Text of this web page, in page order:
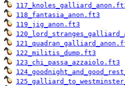
118_fantasia_anon.ft3
119_jig_anon.ft3
122_militis_dump.ft3
123_chi_passa_azzaiolo.ft3